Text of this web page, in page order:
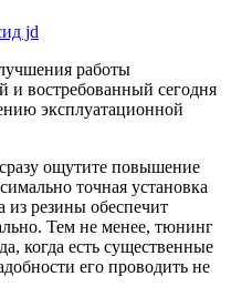
jd
работы
и востребованный сегодня
эксплуатационной
ощутите повышение
точная установка
из резины обеспечит
Тем не менее, тюнинг
когда есть существенные
его проводить не